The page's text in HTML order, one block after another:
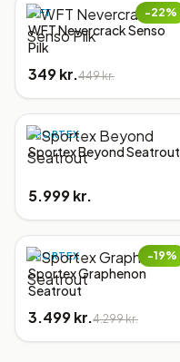
−22%
WFT
WFT Nevercrack Senso
Pilk
349 kr.449 kr.
SPORTEX
Sportex Beyond Seatrout
5.999 kr.
−19%
SPORTEX
Sportex Graphenon
Seatrout
3.499 kr.4.299 kr.